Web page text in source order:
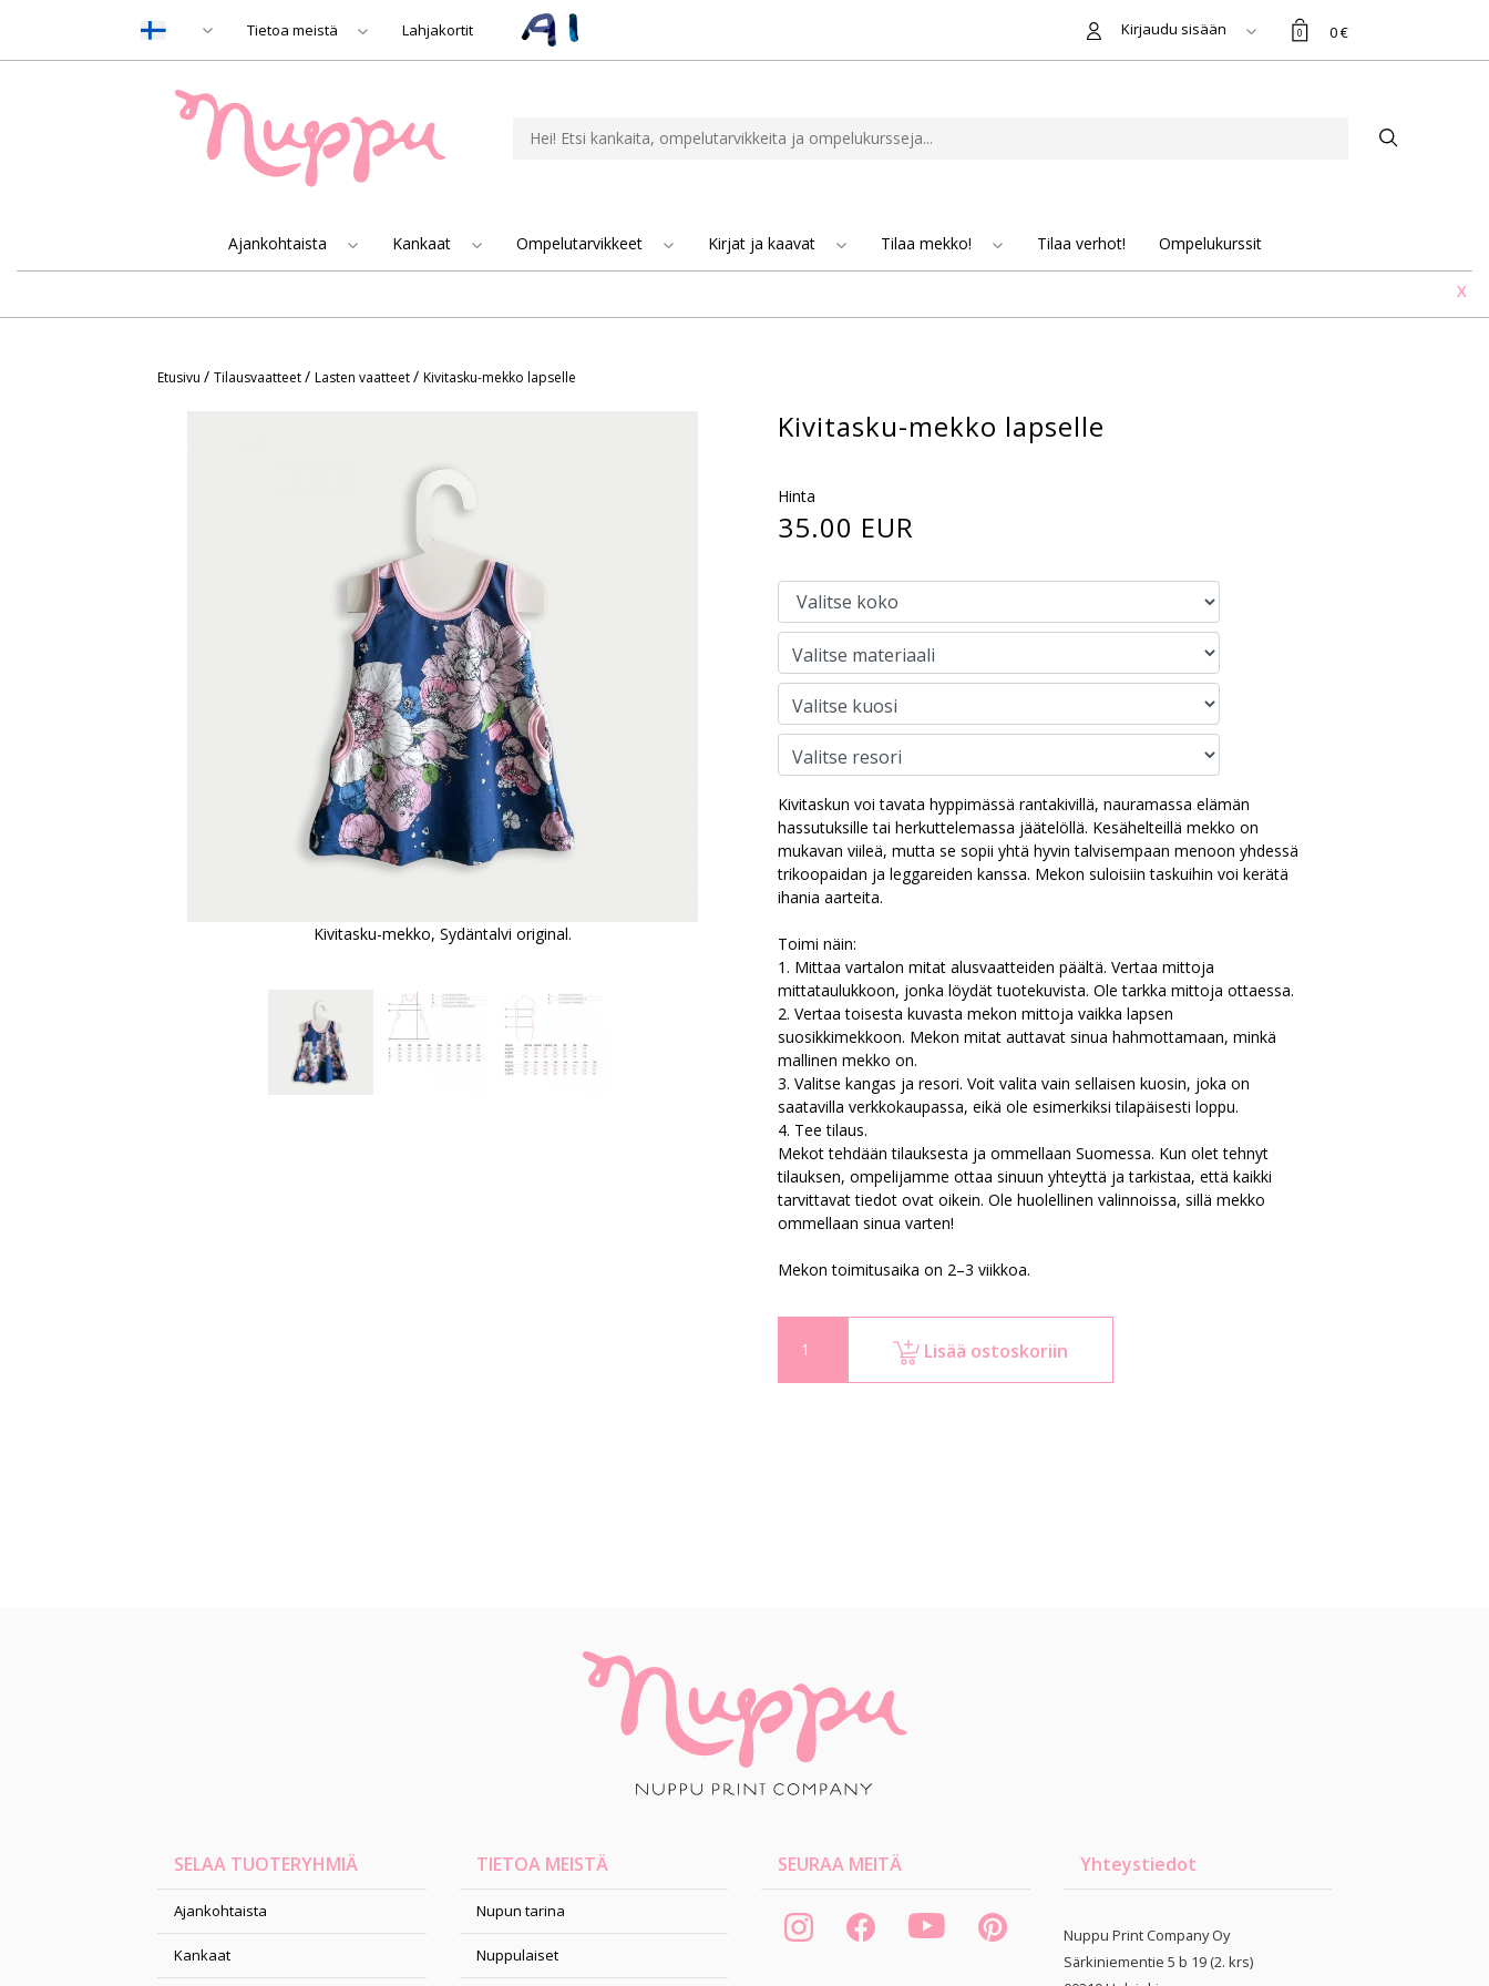
Tietoa meistä Lahjakortit Kirjaudu sisään 0 0 €
Ajankohtaista Kankaat Ompelutarvikkeet Kirjat ja kaavat Tilaa mekko! Tilaa verhot! Ompelukurssit
X
Etusivu / Tilausvaatteet/ Lasten vaatteet/ Kivitasku-mekko lapselle
Kivitasku-mekko, Sydäntalvi original.
Kivitasku-mekko lapselle
Hinta
35.00 EUR
Kivitaskun voi tavata hyppimässä rantakivillä, nauramassa elämän
hassutuksille tai herkuttelemassa jäätelöllä. Kesähelteillä mekko on
mukavan viileä, mutta se sopii yhtä hyvin talvisempaan menoon yhdessä
trikoopaidan ja leggareiden kanssa. Mekon suloisiin taskuihin voi kerätä
ihania aarteita.
Toimi näin:
1. Mittaa vartalon mitat alusvaatteiden päältä. Vertaa mittoja
mittataulukkoon, jonka löydät tuotekuvista. Ole tarkka mittoja ottaessa.
2. Vertaa toisesta kuvasta mekon mittoja vaikka lapsen
suosikkimekkoon. Mekon mitat auttavat sinua hahmottamaan, minkä
mallinen mekko on.
3. Valitse kangas ja resori. Voit valita vain sellaisen kuosin, joka on
saatavilla verkkokaupassa, eikä ole esimerkiksi tilapäisesti loppu.
4. Tee tilaus.
Mekot tehdään tilauksesta ja ommellaan Suomessa. Kun olet tehnyt
tilauksen, ompelijamme ottaa sinuun yhteyttä ja tarkistaa, että kaikki
tarvittavat tiedot ovat oikein. Ole huolellinen valinnoissa, sillä mekko
ommellaan sinua varten!
Mekon toimitusaika on 2–3 viikkoa.
Lisää ostoskoriin
SELAA TUOTERYHMIÄ
Ajankohtaista
Kankaat
TIETOA MEISTÄ
Nupun tarina
Nuppulaiset
SEURAA MEITÄ Yhteystiedot
Nuppu Print Company Oy
Särkiniementie 5 b 19 (2. krs)